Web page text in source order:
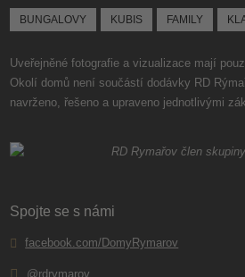
BUNGALOVY KUBIS FAMILY
Uveřejněné fotografie a vizualizace mají
Okolí domů není součástí dodávky RD
navrženo, řešeno a upraveno jednotlivými
Spojte se s námi
facebook.com/DomyRymarov
@rdrymarov